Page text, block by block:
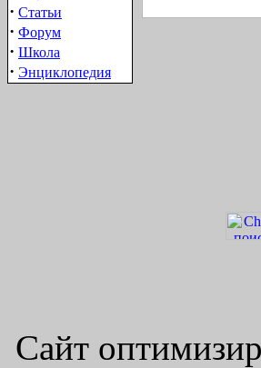
· Статьи
· Форум
· Школа
· Энциклопедия
Сайт